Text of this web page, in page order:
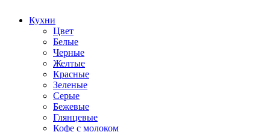
Кухни
Цвет
Белые
Черные
Желтые
Красные
Зеленые
Серые
Бежевые
Глянцевые
Кофе с молоком